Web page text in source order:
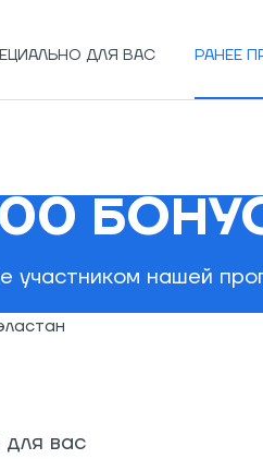
ДЛЯ ВАС РАНЕЕ
шестипанельный дизайн
бренда спереди
акрил, 37% полиэстер, 7%
вас
участником нашей